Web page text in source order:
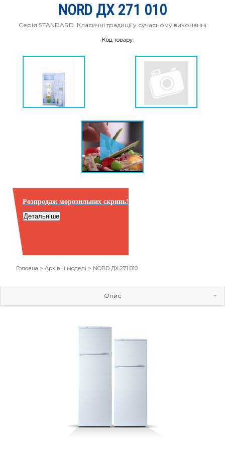
NORD ДХ 271 010
Серія STANDARD. Класичні традиції у сучасному виконанні
Код товару:
Розпродаж морозильних скринь!
Детальніше
Головна >Архівні моделі > NORD ДХ 271 010
Опис